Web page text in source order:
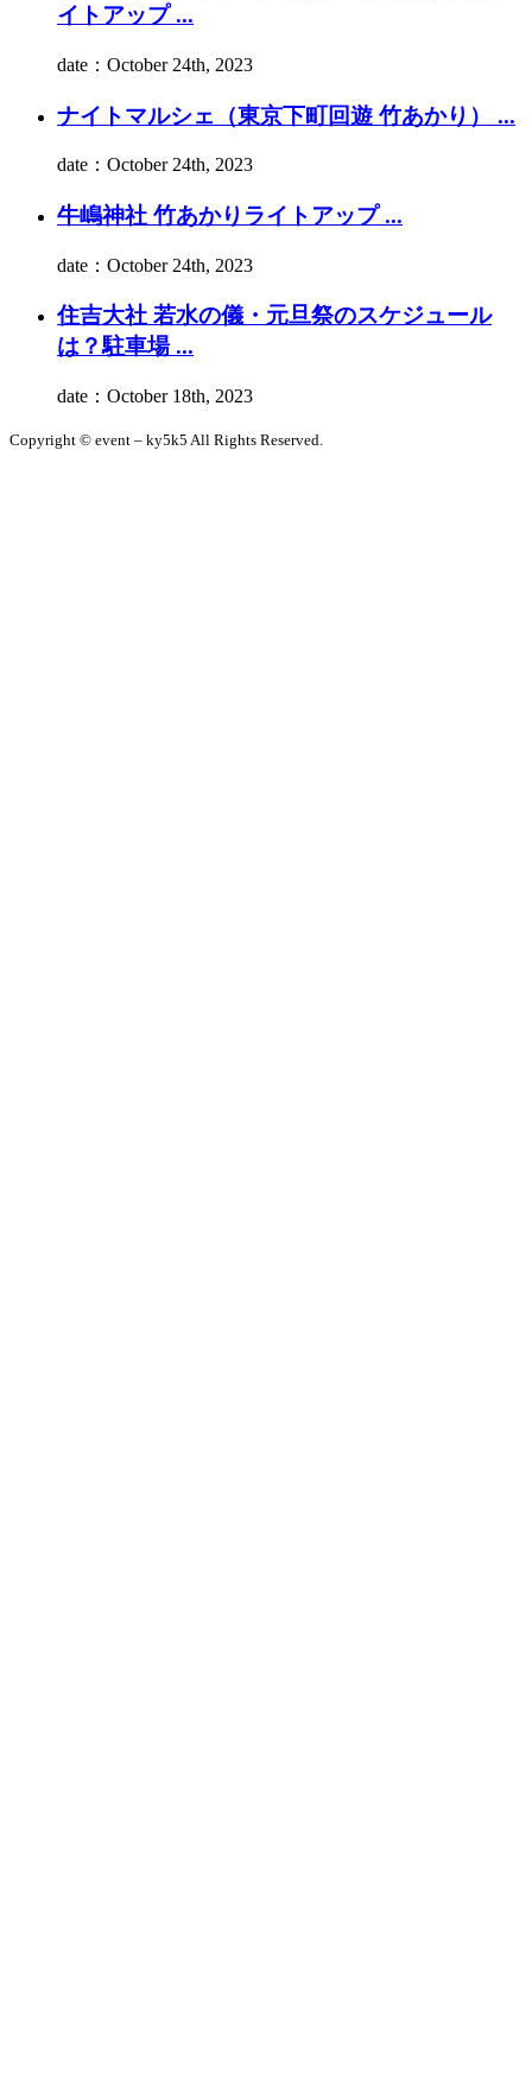
イトアップ ...
date：October 24th, 2023
ナイトマルシェ（東京下町回遊 竹あかり） ...
date：October 24th, 2023
牛嶋神社 竹あかりライトアップ ...
date：October 24th, 2023
住吉大社 若水の儀・元旦祭のスケジュール
は？駐車場 ...
date：October 18th, 2023
Copyright © event – ky5k5 All Rights Reserved.